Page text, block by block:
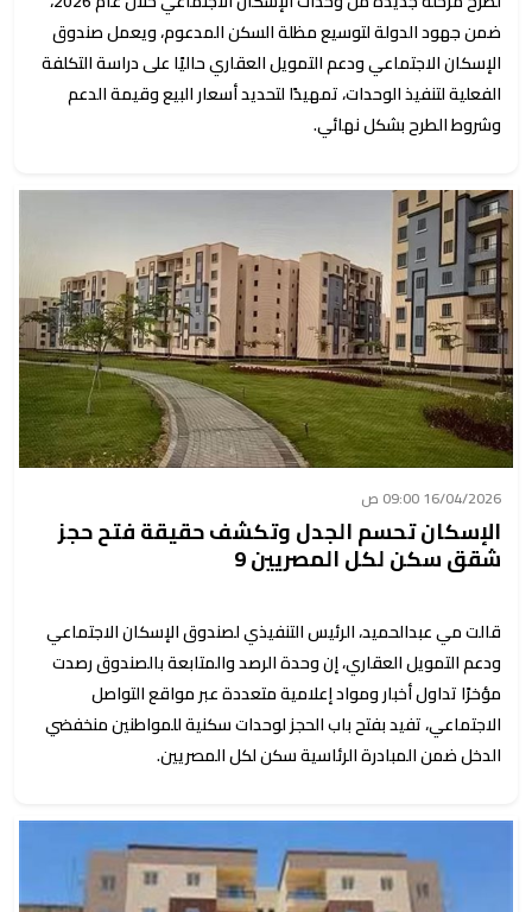
ضمن جهود الدولة لتوسيع مظلة السكن المدعوم، ويعمل صندوق
الإسكان الاجتماعي ودعم التمويل العقاري حاليًا على دراسة التكلفة
الفعلية لتنفيذ الوحدات، تمهيدًا لتحديد أسعار البيع وقيمة الدعم
وشروط الطرح بشكل نهائي.
16/04/2026 09:00 ص
الإسكان تحسم الجدل وتكشف حقيقة فتح حجز
شقق سكن لكل المصريين 9
قالت مي عبدالحميد، الرئيس التنفيذي لصندوق الإسكان الاجتماعي
ودعم التمويل العقاري، إن وحدة الرصد والمتابعة بالصندوق رصدت
مؤخرًا تداول أخبار ومواد إعلامية متعددة عبر مواقع التواصل
الاجتماعي، تفيد بفتح باب الحجز لوحدات سكنية للمواطنين منخفضي
الدخل ضمن المبادرة الرئاسية سكن لكل المصريين.